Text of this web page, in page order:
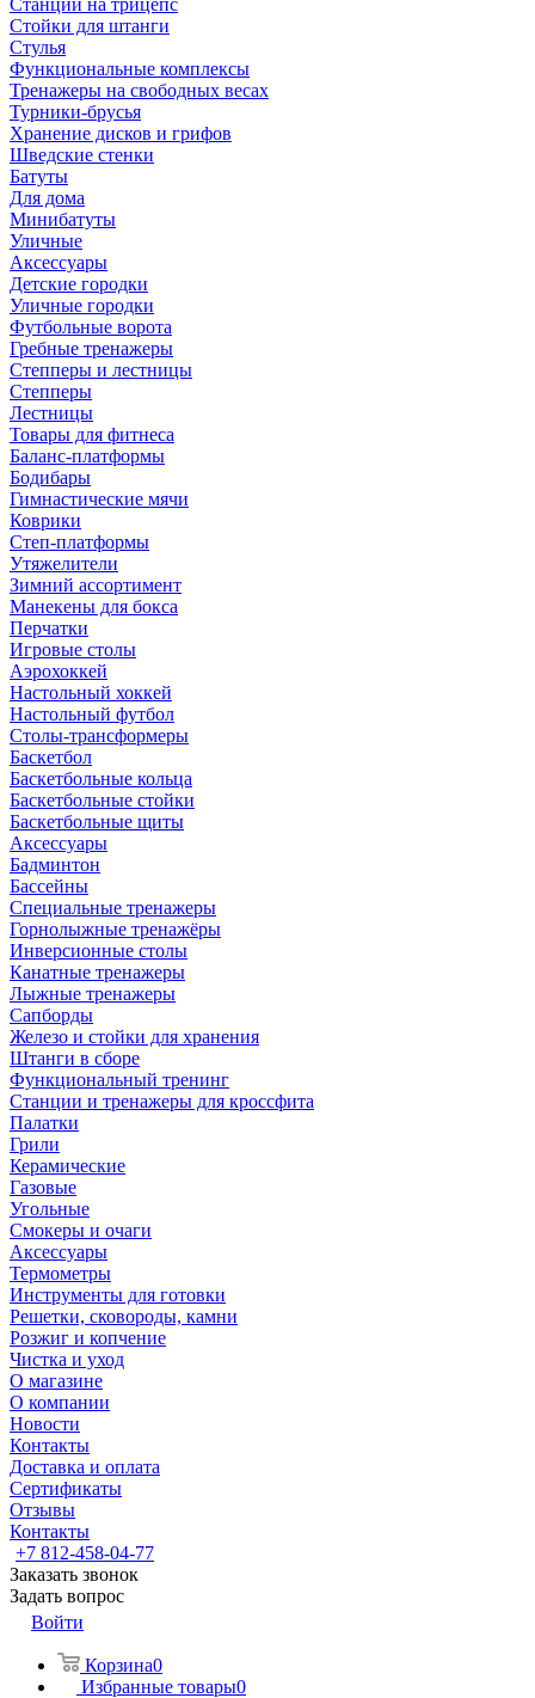
Станции на трицепс
Стойки для штанги
Стулья
Функциональные комплексы
Тренажеры на свободных весах
Турники-брусья
Хранение дисков и грифов
Шведские стенки
Батуты
Для дома
Минибатуты
Уличные
Аксессуары
Детские городки
Уличные городки
Футбольные ворота
Гребные тренажеры
Степперы и лестницы
Степперы
Лестницы
Товары для фитнеса
Баланс-платформы
Бодибары
Гимнастические мячи
Коврики
Степ-платформы
Утяжелители
Зимний ассортимент
Манекены для бокса
Перчатки
Игровые столы
Аэрохоккей
Настольный хоккей
Настольный футбол
Столы-трансформеры
Баскетбол
Баскетбольные кольца
Баскетбольные стойки
Баскетбольные щиты
Аксессуары
Бадминтон
Бассейны
Специальные тренажеры
Горнолыжные тренажёры
Инверсионные столы
Канатные тренажеры
Лыжные тренажеры
Сапборды
Железо и стойки для хранения
Штанги в сборе
Функциональный тренинг
Станции и тренажеры для кроссфита
Палатки
Грили
Керамические
Газовые
Угольные
Смокеры и очаги
Аксессуары
Термометры
Инструменты для готовки
Решетки, сковороды, камни
Розжиг и копчение
Чистка и уход
О магазине
О компании
Новости
Контакты
Доставка и оплата
Сертификаты
Отзывы
Контакты
+7 812-458-04-77
Заказать звонок
Задать вопрос
Войти
Корзина0
Избранные товары0